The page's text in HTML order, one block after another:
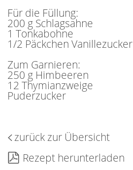
Für die Füllung:
200 g Schlagsahne
1 Tonkabohne
1/2 Päckchen Vanillezucker
Zum Garnieren:
250 g Himbeeren
12 Thymianzweige
Puderzucker
zurück zur Übersicht
Rezept herunterladen